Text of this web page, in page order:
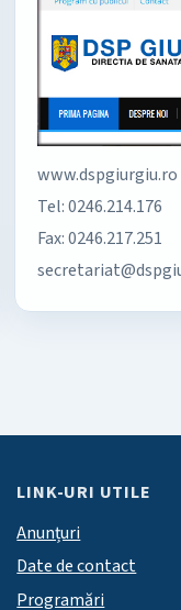
www.dspgiurgiu.ro
Tel: 0246.214.176
Fax: 0246.217.251
LINK-URI UTILE
Anunțuri
Date de contact
Programări